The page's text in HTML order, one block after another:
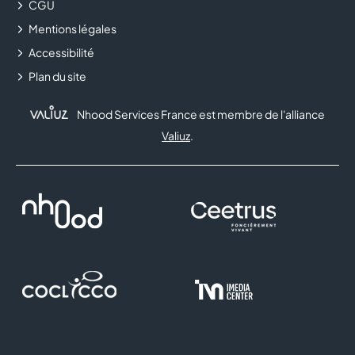
pour créer un style qui vous correspond.
CGU
Mentions légales
Accessibilité
Plan du site
Nhood Services France est membre de l'alliance
Valiuz.